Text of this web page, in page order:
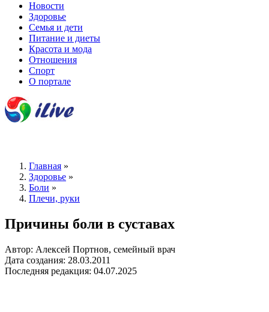
Новости
Здоровье
Семья и дети
Питание и диеты
Красота и мода
Отношения
Спорт
О портале
Главная »
Здоровье »
Боли »
Плечи, руки
Причины боли в суставах
Автор: Алексей Портнов, семейный врач
Дата создания: 28.03.2011
Последняя редакция: 04.07.2025